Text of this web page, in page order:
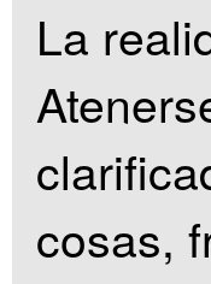
La
cosas,